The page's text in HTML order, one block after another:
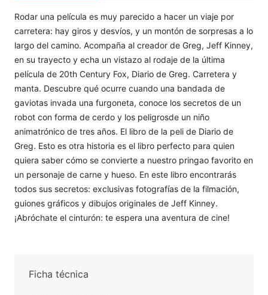
Rodar una película es muy parecido a hacer un viaje por
carretera: hay giros y desvíos, y un montón de sorpresas a lo
largo del camino. Acompaña al creador de Greg, Jeff Kinney,
en su trayecto y echa un vistazo al rodaje de la última
película de 20th Century Fox, Diario de Greg. Carretera y
manta. Descubre qué ocurre cuando una bandada de
gaviotas invada una furgoneta, conoce los secretos de un
robot con forma de cerdo y los peligrosde un niño
animatrónico de tres años. El libro de la peli de Diario de
Greg. Esto es otra historia es el libro perfecto para quien
quiera saber cómo se convierte a nuestro pringao favorito en
un personaje de carne y hueso. En este libro encontrarás
todos sus secretos: exclusivas fotografías de la filmación,
guiones gráficos y dibujos originales de Jeff Kinney.
¡Abróchate el cinturón: te espera una aventura de cine!
Ficha técnica